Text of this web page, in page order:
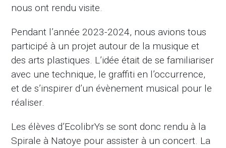
nous ont rendu visite.
Pendant l’année 2023-2024, nous avions tous
participé à un projet autour de la musique et
des arts plastiques. L’idée était de se familiariser
avec une technique, le graffiti en l’occurrence,
et de s’inspirer d’un évènement musical pour le
réaliser.
Les élèves d’EcolibrYs se sont donc rendu à la
Spirale à Natoye pour assister à un concert. La